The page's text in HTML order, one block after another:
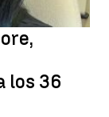
los 36